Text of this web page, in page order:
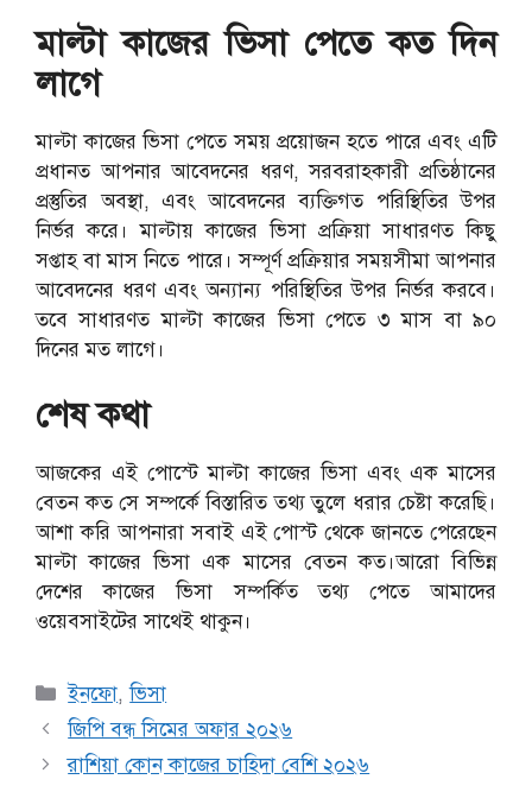
মাল্টা কাজের ভিসা পেতে কত দিন
লাগে
মাল্টা কাজের ভিসা পেতে সময় প্রয়োজন হতে পারে এবং এটি
প্রধানত আপনার আবেদনের ধরণ, সরবরাহকারী প্রতিষ্ঠানের
প্রস্তুতির অবস্থা, এবং আবেদনের ব্যক্তিগত পরিস্থিতির উপর
নির্ভর করে। মাল্টায় কাজের ভিসা প্রক্রিয়া সাধারণত কিছু
সপ্তাহ বা মাস নিতে পারে। সম্পূর্ণ প্রক্রিয়ার সময়সীমা আপনার
আবেদনের ধরণ এবং অন্যান্য পরিস্থিতির উপর নির্ভর করবে।
তবে সাধারণত মাল্টা কাজের ভিসা পেতে ৩ মাস বা ৯০
দিনের মত লাগে।
শেষ কথা
আজকের এই পোস্টে মাল্টা কাজের ভিসা এবং এক মাসের
বেতন কত সে সম্পর্কে বিস্তারিত তথ্য তুলে ধরার চেষ্টা করেছি।
আশা করি আপনারা সবাই এই পোস্ট থেকে জানতে পেরেছেন
মাল্টা কাজের ভিসা এক মাসের বেতন কত।আরো বিভিন্ন
দেশের কাজের ভিসা সম্পর্কিত তথ্য পেতে আমাদের
ওয়েবসাইটের সাথেই থাকুন।
Categories
ইনফো,ভিসা
জিপি বন্ধ সিমের অফার ২০২৬
রাশিয়া কোন কাজের চাহিদা বেশি ২০২৬